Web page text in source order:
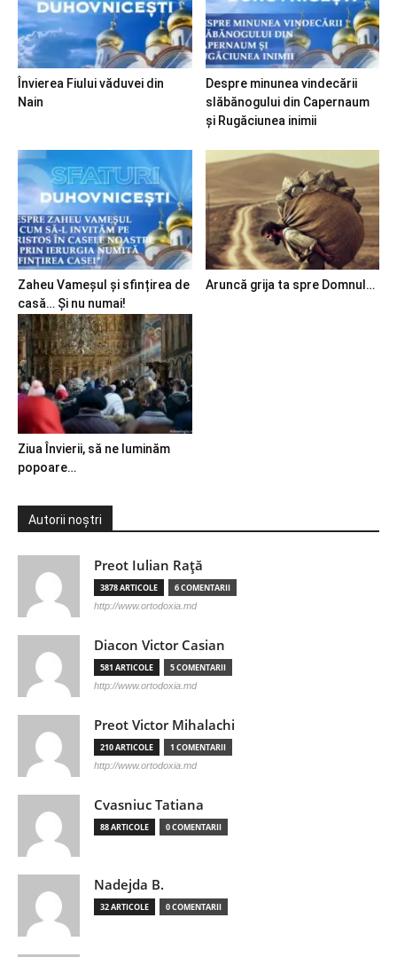
Învierea Fiului văduvei din
Nain
Despre minunea vindecării
slăbănogului din Capernaum
și Rugăciunea inimii
Zaheu Vameșul și sfințirea de
casă… Și nu numai!
Aruncă grija ta spre Domnul…
Ziua Învierii, să ne luminăm
popoare…
Autorii noștri
Preot Iulian Raţă
3878 ARTICOLE 6 COMENTARII
http://www.ortodoxia.md
Diacon Victor Casian
581 ARTICOLE 5 COMENTARII
http://www.ortodoxia.md
Preot Victor Mihalachi
210 ARTICOLE 1 COMENTARII
http://www.ortodoxia.md
Cvasniuc Tatiana
88 ARTICOLE 0 COMENTARII
Nadejda B.
32 ARTICOLE 0 COMENTARII